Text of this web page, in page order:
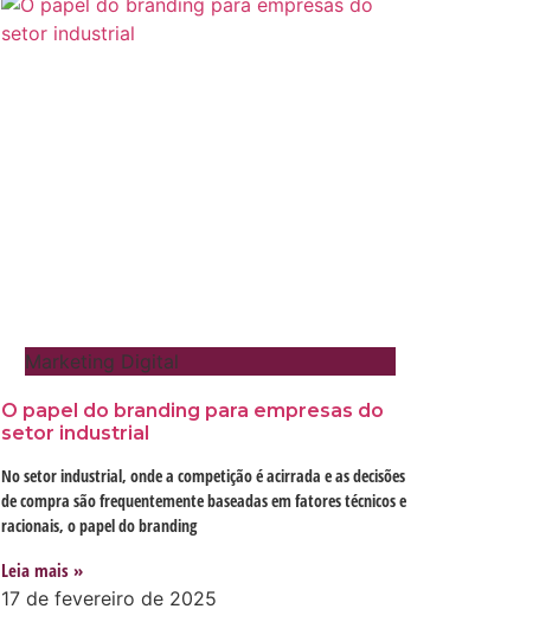
Marketing Digital
O papel do branding para empresas do
setor industrial
No setor industrial, onde a competição é acirrada e as decisões
de compra são frequentemente baseadas em fatores técnicos e
racionais, o papel do branding
Leia mais »
17 de fevereiro de 2025